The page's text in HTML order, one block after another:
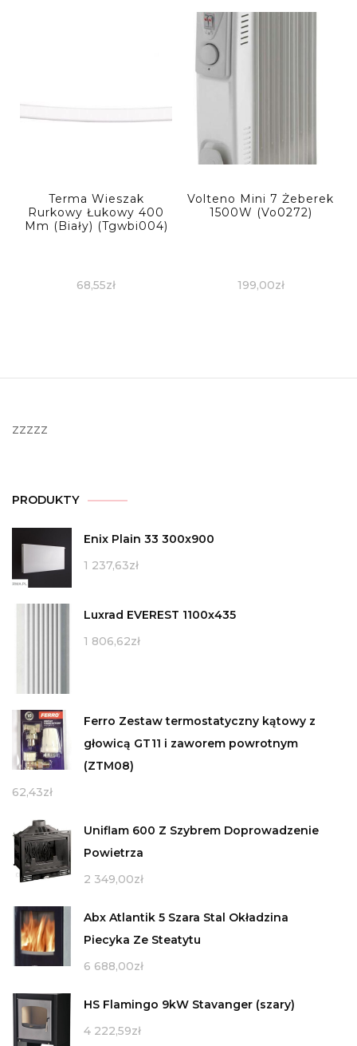
Terma Wieszak
Rurkowy Łukowy 400
Mm (Biały) (Tgwbi004)
68,55zł
Volteno Mini 7 Żeberek
1500W (Vo0272)
199,00zł
zzzzz
PRODUKTY
Enix Plain 33 300x900
1 237,63zł
Luxrad EVEREST 1100x435
1 806,62zł
Ferro Zestaw termostatyczny kątowy z
głowicą GT11 i zaworem powrotnym
(ZTM08)
62,43zł
Uniflam 600 Z Szybrem Doprowadzenie
Powietrza
2 349,00zł
Abx Atlantik 5 Szara Stal Okładzina
Piecyka Ze Steatytu
6 688,00zł
HS Flamingo 9kW Stavanger (szary)
4 222,59zł